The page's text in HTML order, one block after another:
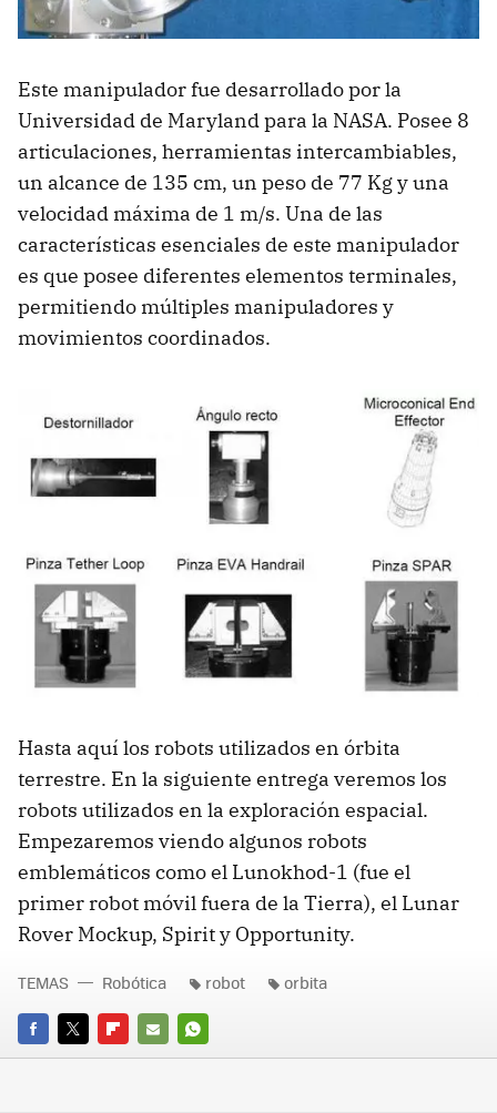
Este manipulador fue desarrollado por la
Universidad de Maryland para la NASA. Posee 8
articulaciones, herramientas intercambiables,
un alcance de 135 cm, un peso de 77 Kg y una
velocidad máxima de 1 m/s. Una de las
características esenciales de este manipulador
es que posee diferentes elementos terminales,
permitiendo múltiples manipuladores y
movimientos coordinados.
Hasta aquí los robots utilizados en órbita
terrestre. En la siguiente entrega veremos los
robots utilizados en la exploración espacial.
Empezaremos viendo algunos robots
emblemáticos como el Lunokhod-1 (fue el
primer robot móvil fuera de la Tierra), el Lunar
Rover Mockup, Spirit y Opportunity.
FACEBOOK
TWITTERFLIPBOARD
E-
WHATSAPP
TEMAS Robótica robot orbita